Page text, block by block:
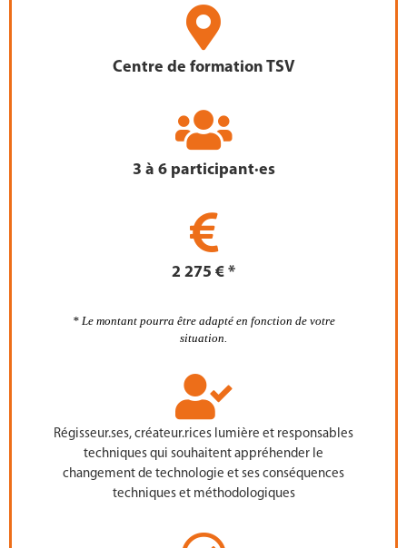
Centre de formation TSV
3 à 6 participant·es
2 275 € *
* Le montant pourra être adapté en fonction de votre
situation.
Régisseur.ses, créateur.rices lumière et responsables
techniques qui souhaitent appréhender le
changement de technologie et ses conséquences
techniques et méthodologiques